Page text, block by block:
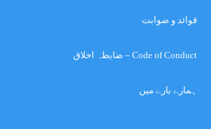
قوائد و ضوابت
Code of Conduct – ضابطہ اخلاق
ہمارے بارے میں